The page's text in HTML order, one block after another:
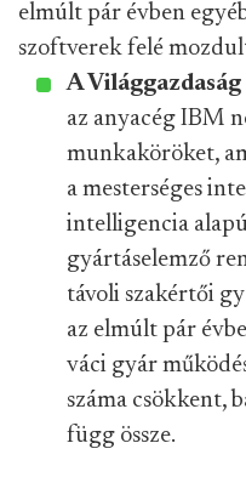
elmúlt pár évben
szoftverek felé
A Világgazdaság
az anyacég IBM
munkaköröket,
a mesterséges
intelligencia
gyártáselemző
távoli szakértői
az elmúlt pár
váci gyár
száma csökkent,
függ össze.